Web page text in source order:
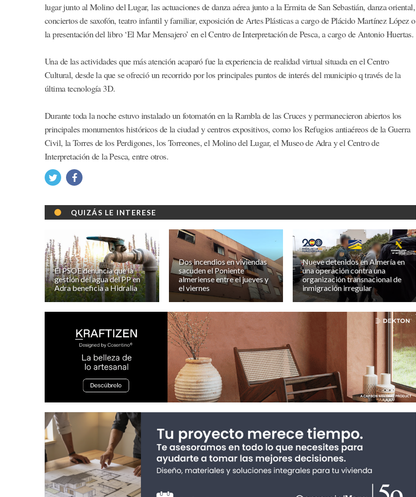
lugar junto al Molino del Lugar, las actuaciones de danza aérea junto a la Ermita de San Sebastián, danza oriental,
conciertos de saxofón, teatro infantil y familiar, exposición de Artes Plásticas a cargo de Plácido Martínez López o
la presentación del libro ‘El Mar Mensajero’ en el Centro de Interpretación de Pesca, a cargo de Antonio Huertas.
Una de las actividades que más atención acaparó fue la experiencia de realidad virtual situada en el Centro
Cultural, desde la que se ofreció un recorrido por los principales puntos de interés del municipio q través de la
última tecnología 3D.
Durante toda la noche estuvo instalado un fotomatón en la Rambla de las Cruces y permanecieron abiertos los
principales monumentos históricos de la ciudad y centros expositivos, como los Refugios antiaéreos de la Guerra
Civil, la Torres de los Perdigones, los Torreones, el Molino del Lugar, el Museo de Adra y el Centro de
Interpretación de la Pesca, entre otros.
QUIZÁS LE INTERESE
El PSOE denuncia que la
gestión del agua del PP en
Adra beneficia a Hidralia
Dos incendios en viviendas
sacuden el Poniente
almeriense entre el jueves y
el viernes
Nueve detenidos en Almería en
una operación contra una
organización transnacional de
inmigración irregular